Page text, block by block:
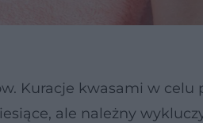
Kuracje kwasami w
ale należny